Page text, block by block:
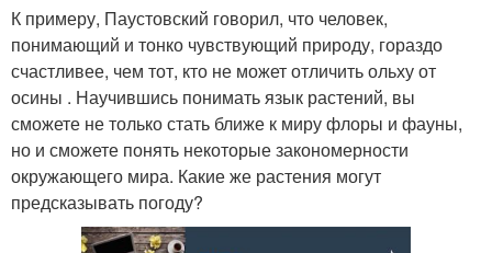
К примеру, Паустовский говорил, что человек,
понимающий и тонко чувствующий природу, гораздо
счастливее, чем тот, кто не может отличить ольху от
осины . Научившись понимать язык растений, вы
сможете не только стать ближе к миру флоры и фауны,
но и сможете понять некоторые закономерности
окружающего мира. Какие же растения могут
предсказывать погоду?